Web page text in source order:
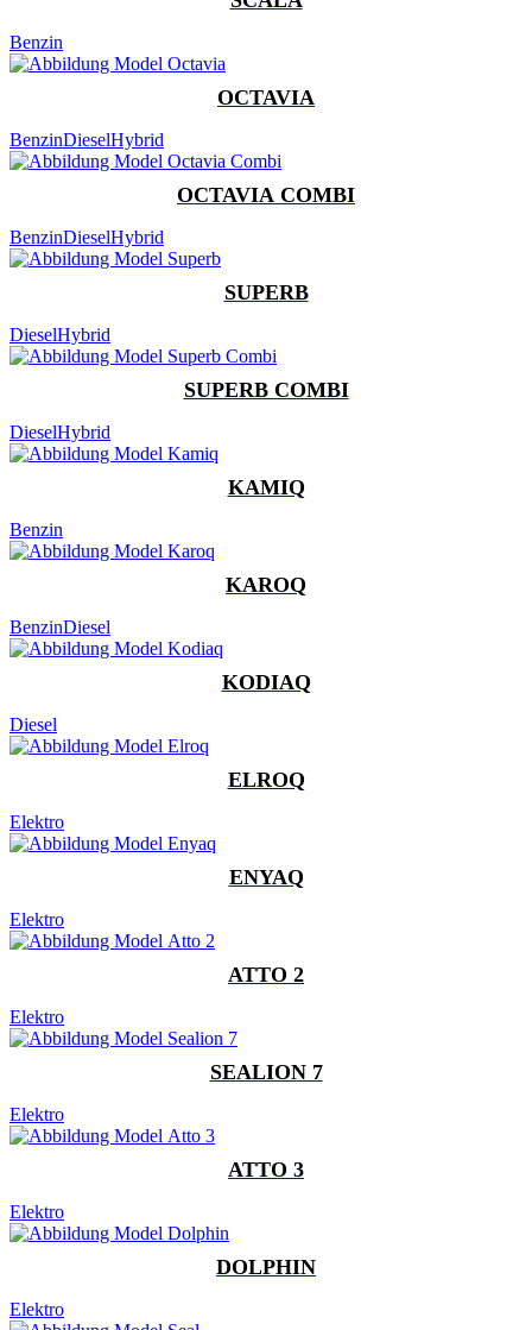
Benzin
OCTAVIA
BenzinDieselHybrid
OCTAVIA COMBI
BenzinDieselHybrid
SUPERB
DieselHybrid
SUPERB COMBI
DieselHybrid
KAMIQ
Benzin
KAROQ
BenzinDiesel
KODIAQ
Diesel
ELROQ
Elektro
ENYAQ
Elektro
ATTO 2
Elektro
SEALION 7
Elektro
ATTO 3
Elektro
DOLPHIN
Elektro